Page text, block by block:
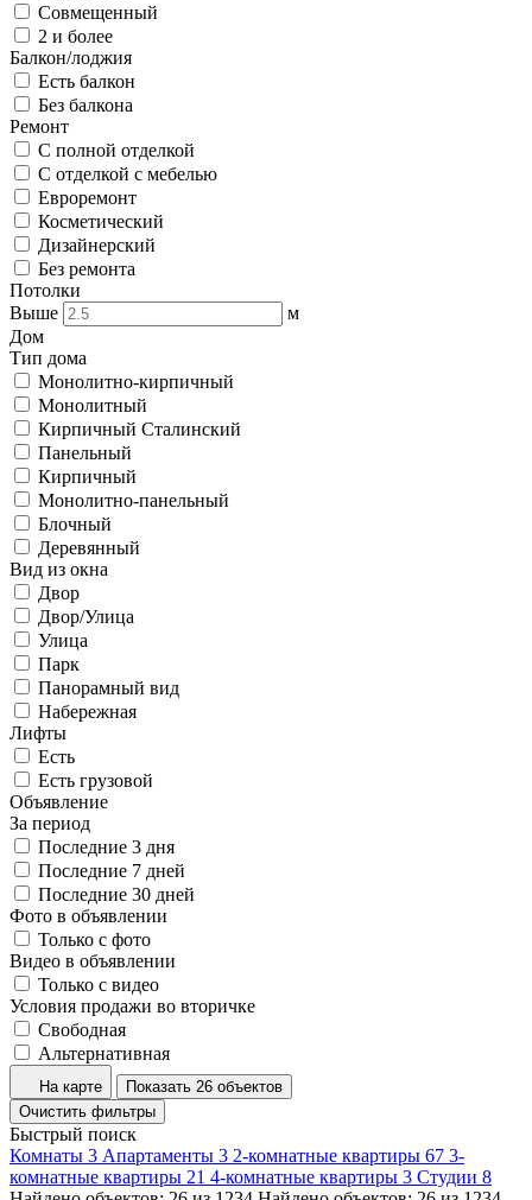
Совмещенный
2 и более
Балкон/лоджия
Есть балкон
Без балкона
Ремонт
С полной отделкой
С отделкой с мебелью
Евроремонт
Косметический
Дизайнерский
Без ремонта
Потолки
Выше
м
Дом
Тип дома
Монолитно-кирпичный
Монолитный
Кирпичный Сталинский
Панельный
Кирпичный
Монолитно-панельный
Блочный
Деревянный
Вид из окна
Двор
Двор/Улица
Улица
Парк
Панорамный вид
Набережная
Лифты
Есть
Есть грузовой
Объявление
За период
Последние 3 дня
Последние 7 дней
Последние 30 дней
Фото в объявлении
Только с фото
Видео в объявлении
Только с видео
Условия продажи во вторичке
Свободная
Альтернативная
На карте
Показать 26 объектов
Очистить фильтры
Быстрый поиск
Комнаты 3 Апартаменты 3 2-комнатные квартиры 67 3-
комнатные квартиры 21 4-комнатные квартиры 3 Студии 8